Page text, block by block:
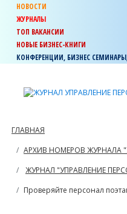
НОВОСТИ
ЖУРНАЛЫ
ТОП ВАКАНСИИ
НОВЫЕ БИЗНЕС-КНИГИ
КОНФЕРЕНЦИИ, БИЗНЕС
ГЛАВНАЯ
АРХИВ НОМЕРОВ ЖУРНАЛА
ЖУРНАЛ "УПРАВЛЕНИЕ
Проверяйте персонал